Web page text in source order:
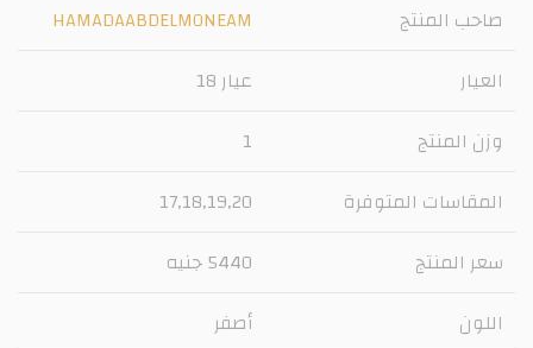
صاحب المنتج
HAMADAABDELMONEAM
العيار
عيار 18
وزن المنتج
1
المقاسات المتوفرة
17,18,19,20
سعر المنتج
5440 جنيه
اللون
أصفر